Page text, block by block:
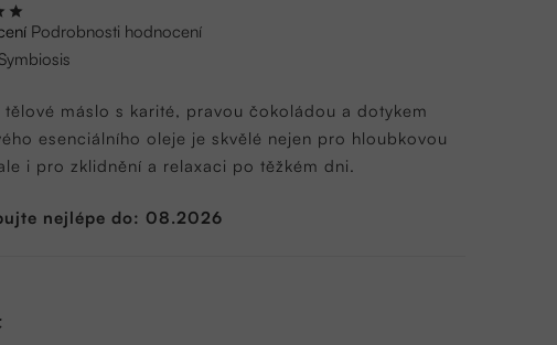
Podrobnosti hodnocení
Symbiosis
tělové máslo s karité, pravou čokoládou a dotykem
esenciálního oleje je skvělé nejen pro hloubkovou
i pro zklidnění a relaxaci po těžkém dni.
nejlépe do: 08.2026